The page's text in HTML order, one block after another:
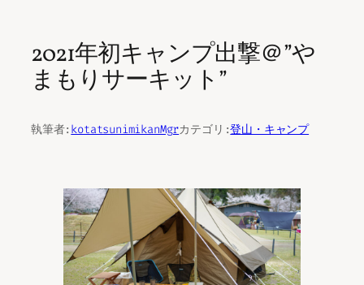
2021年初キャンプ出撃＠”や
まもりサーキット”
執筆者: kotatsunimikanMgrカテゴリ:登山・キャンプ